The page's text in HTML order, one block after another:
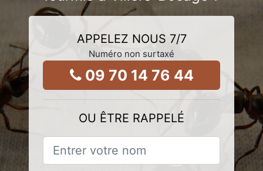
APPELEZ NOUS 7/7
Numéro non surtaxé
09 70 14 76 44
OU ÊTRE RAPPELÉ